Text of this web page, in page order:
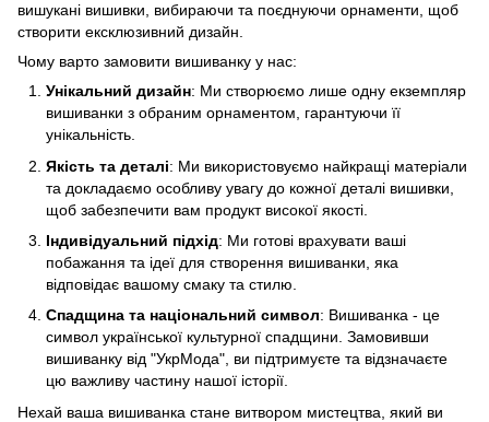
вишукані вишивки, вибираючи та поєднуючи орнаменти, щоб
створити ексклюзивний дизайн.
Чому варто замовити вишиванку у нас:
Унікальний дизайн: Ми створюємо лише одну екземпляр
вишиванки з обраним орнаментом, гарантуючи її
унікальність.
Якість та деталі: Ми використовуємо найкращі матеріали
та докладаємо особливу увагу до кожної деталі вишивки,
щоб забезпечити вам продукт високої якості.
Індивідуальний підхід: Ми готові врахувати ваші
побажання та ідеї для створення вишиванки, яка
відповідає вашому смаку та стилю.
Спадщина та національний символ: Вишиванка - це
символ української культурної спадщини. Замовивши
вишиванку від "УкрМода", ви підтримуєте та відзначаєте
цю важливу частину нашої історії.
Нехай ваша вишиванка стане витвором мистецтва, який ви